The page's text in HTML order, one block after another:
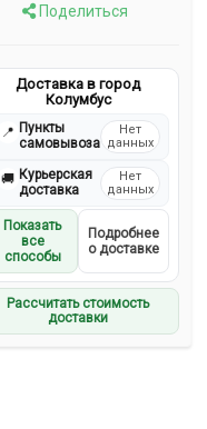
Поделиться
Доставка в город
Колумбус
📍 Пункты
самовывоза
Нет
данных
🚚 Курьерская
доставка
Нет
данных
Показать
все
способы
Подробнее
о доставке
Рассчитать стоимость
доставки